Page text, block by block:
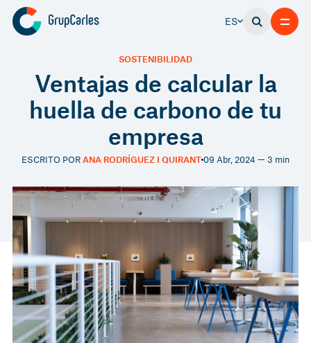
ES
Ventajas de calcular la
huella de carbono de tu
empresa
SOSTENIBILIDAD
ESCRITO PORANA RODRÍGUEZ I QUIRANT09 Abr, 2024 — 3 min